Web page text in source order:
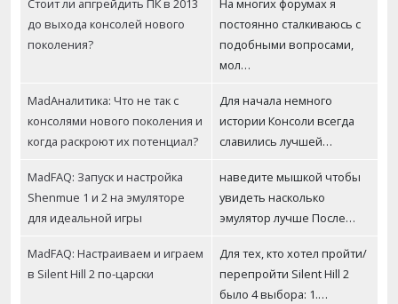
Стоит ли апгрейдить ПК в 2013
до выхода консолей нового
поколения?
На многих форумах я
постоянно сталкиваюсь с
подобными вопросами,
мол…
MadАналитика: Что не так с
консолями нового поколения и
когда раскроют их потенциал?
Для начала немного
истории Консоли всегда
славились лучшей…
MadFAQ: Запуск и настройка
Shenmue 1 и 2 на эмуляторе
для идеальной игры
наведите мышкой чтобы
увидеть насколько
эмулятор лучше После…
MadFAQ: Настраиваем и играем
в Silent Hill 2 по-царски
Для тех, кто хотел пройти/
перепройти Silent Hill 2
было 4 выбора: 1.…